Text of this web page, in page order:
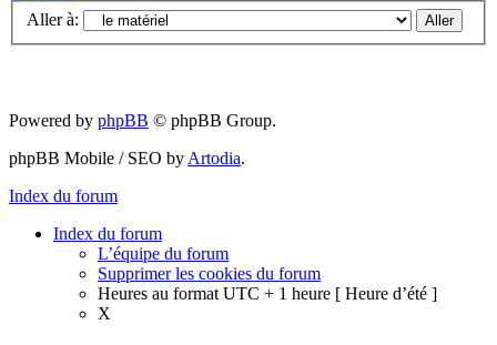
Aller à:
Powered by phpBB © phpBB Group.
phpBB Mobile / SEO by Artodia.
Index du forum
Index du forum
L’équipe du forum
Supprimer les cookies du forum
Heures au format UTC + 1 heure [ Heure d’été ]
X